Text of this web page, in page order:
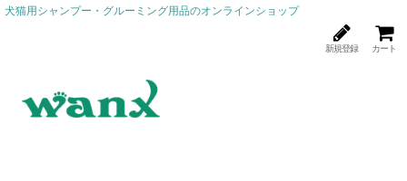
犬猫用シャンプー・グルーミング用品のオンラインショップ
新規登録 カート